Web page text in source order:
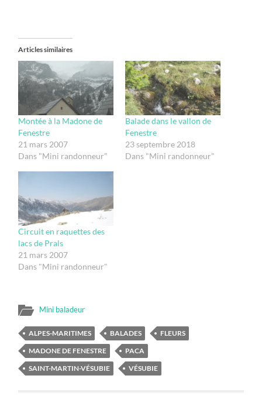
Articles similaires
Montée à la Madone de
Fenestre
21 mars 2007
Dans "Mini randonneur"
Balade dans le vallon de
Fenestre
23 septembre 2018
Dans "Mini randonneur"
Circuit en raquettes des
lacs de Prals
21 mars 2007
Dans "Mini randonneur"
Mini baladeur
ALPES-MARITIMES BALADES
FLEURS
MADONE DE FENESTRE
PACA
SAINT-MARTIN-VÉSUBIE
VÉSUBIE